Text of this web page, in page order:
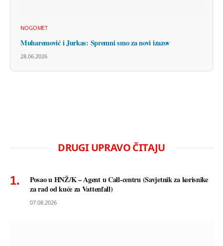
NOGOMET
Muharemović i Jurkas: Spremni smo za novi izazov
28.06.2026
DRUGI UPRAVO ČITAJU
Posao u HNŽ/K – Agent u Call-centru (Savjetnik za korisnike
za rad od kuće za Vattenfall)
07.08.2026